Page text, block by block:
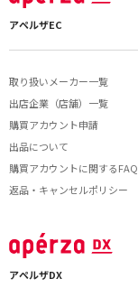
アペルザEC
取り扱いメーカー一覧
出店企業（店舗）一覧
購買アカウント申請
出品について
購買アカウントに関するFAQ
返品・キャンセルポリシー
アペルザDX